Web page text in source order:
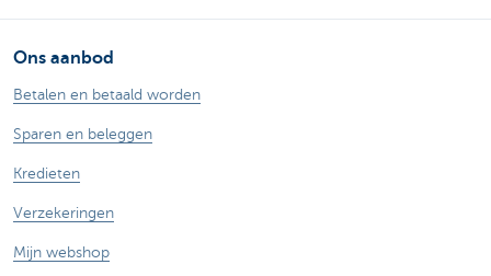
Ons aanbod
Betalen en betaald worden
Sparen en beleggen
Kredieten
Verzekeringen
Mijn webshop